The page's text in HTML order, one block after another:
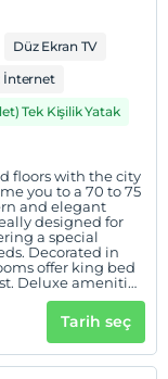
Düz Ekran TV
İnternet
Tek Kişilik Yatak
floors with the city
you to a 70 to 75
and elegant
designed for
a special
Decorated in
offer king bed
Deluxe amenities
dining table for
table with mirror,
TV for 4 to 6
shower.
Tarih seç